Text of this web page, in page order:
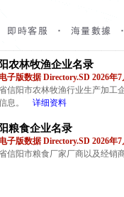
农林牧渔企业名录
子版数据 Directory.SD 2026年7
信阳市农林牧渔行业生产加工
息。
详细资料
粮食企业名录
子版数据 Directory.SD 2026年7
信阳市粮食厂家厂商以及经销